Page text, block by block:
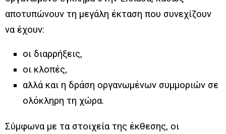
αποτυπώνουν τη μεγάλη έκταση που συνεχίζουν
να έχουν:
οι διαρρήξεις,
οι κλοπές,
αλλά και η δράση οργανωμένων συμμοριών σε
ολόκληρη τη χώρα.
Σύμφωνα με τα στοιχεία της έκθεσης, οι